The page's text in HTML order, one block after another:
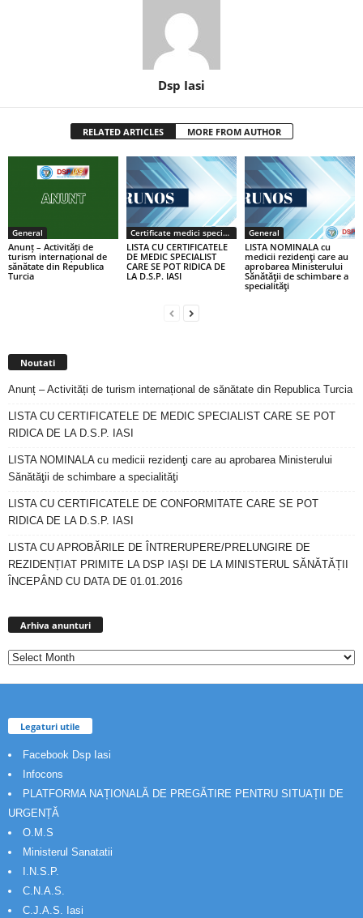
Dsp Iasi
RELATED ARTICLES MORE FROM AUTHOR
General
Anunț – Activități de
turism internațional de
sănătate din Republica
Turcia
Certificate medici specialiști / primari
LISTA CU CERTIFICATELE
DE MEDIC SPECIALIST
CARE SE POT RIDICA DE
LA D.S.P. IASI
General
LISTA NOMINALA cu
medicii rezidenţi care au
aprobarea Ministerului
Sănătăţii de schimbare a
specialităţi
Noutati
Anunț – Activități de turism internațional de sănătate din Republica Turcia
LISTA CU CERTIFICATELE DE MEDIC SPECIALIST CARE SE POT
RIDICA DE LA D.S.P. IASI
LISTA NOMINALA cu medicii rezidenţi care au aprobarea Ministerului
Sănătăţii de schimbare a specialităţi
LISTA CU CERTIFICATELE DE CONFORMITATE CARE SE POT
RIDICA DE LA D.S.P. IASI
LISTA CU APROBĂRILE DE ÎNTRERUPERE/PRELUNGIRE DE
REZIDENȚIAT PRIMITE LA DSP IAȘI DE LA MINISTERUL SĂNĂTĂȚII
ÎNCEPÂND CU DATA DE 01.01.2016
Arhiva anunturi
Legaturi utile
Facebook Dsp Iasi
Infocons
PLATFORMA NAȚIONALĂ DE PREGĂTIRE PENTRU SITUAȚII DE
URGENȚĂ
O.M.S
Ministerul Sanatatii
I.N.S.P.
C.N.A.S.
C.J.A.S. Iasi